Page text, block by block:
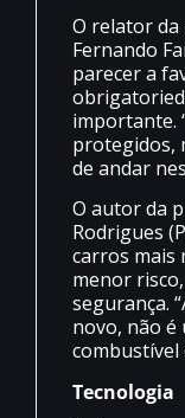
O relator
Fernando
parecer a
importante.
protegidos,
de andar
O autor da
Rodrigues
carros mais
menor
segurança.
novo, não é
combustível
Tecnologia